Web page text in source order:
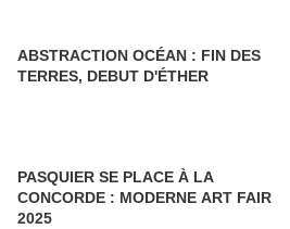
ABSTRACTION OCÉAN : FIN DES
TERRES, DEBUT D'ÉTHER
PASQUIER SE PLACE À LA
CONCORDE : MODERNE ART FAIR
2025